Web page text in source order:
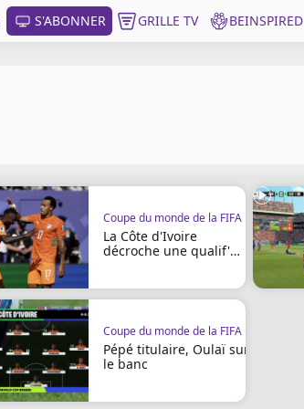
S'ABONNER GRILLE TV BEINSPIRED
La Côte d'Ivoire
décroche une qualif'
Pépé titulaire, Oulaï sur
le banc